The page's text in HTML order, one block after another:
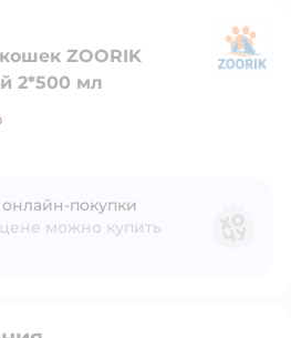
ZOORIK
2*500 мл
можно купить